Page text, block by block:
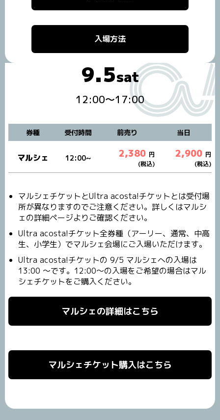
入場方法
9.5sat
12:00～17:00
券種 受付時間 前売り 当日
マルシェ 12:00~ 2,380 円
(税込)
2,900 円
(税込)
マルシェチケットとUltra acosta!チケットとは受付場
所が異なりますのでご注意ください。詳しくはマルシ
ェの詳細ページよりご確認ください。
Ultra acosta!チケット全券種（アーリー、通常、中高
生、小学生）でマルシェ会場にご入場いただけます。
Ultra acosta!チケットの 9/5 マルシェへの入場は
13:00 ～です。12:00～の入場をご希望の場合はマル
シェチケットをご購入ください。
マルシェの詳細はこちら
マルシェチケット購入はこちら